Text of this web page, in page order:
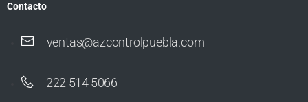
Contacto
ventas@azcontrolpuebla.com
222 514 5066